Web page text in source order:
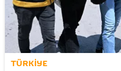
TÜRKİYE